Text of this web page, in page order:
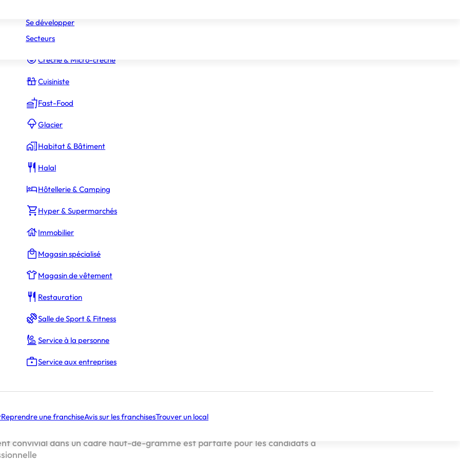
Constructeur Piscines & Spas
Crèche & Micro-crèche
Cuisiniste
Fast-Food
Glacier
Habitat & Bâtiment
Halal
Hôtellerie & Camping
Hyper & Supermarchés
Immobilier
Magasin spécialisé
Magasin de vêtement
Restauration
Salle de Sport & Fitness
Service à la personne
Service aux entreprises
Reprendre une franchiseAvis sur les franchisesTrouver un local
Se développer
Secteurs
GENEVROIS
l’esprit dietplus
passant par Rennes, Toulouse, Bordeaux, Épinal et Dijon, les soirées
convivial dans un cadre haut-de-gramme est parfaite pour les candidats à